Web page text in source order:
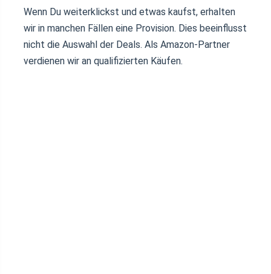
Wenn Du weiterklickst und etwas kaufst, erhalten
wir in manchen Fällen eine Provision. Dies beeinflusst
nicht die Auswahl der Deals. Als Amazon-Partner
verdienen wir an qualifizierten Käufen.